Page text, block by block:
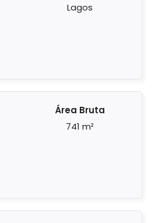
Lagos
Área Bruta
741 m²